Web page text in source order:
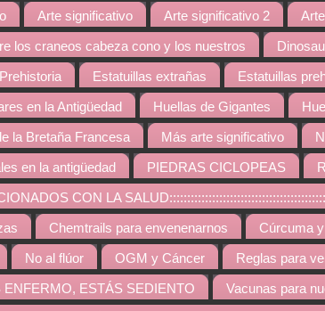
Arte significativo Arte significativo 2
los craneos cabeza cono y los nuestros
Estatuillas extrañas Estatuillas
en la Antigüedad Huellas de Gigantes
la Bretaña Francesa Más arte significativo
en la antigüedad PIEDRAS CICLOPEAS
CON LA
Chemtrails para envenenarnos Cúrcuma
No al flúor OGM y Cáncer Reglas para
ENFERMO, ESTÁS SEDIENTO Vacunas para